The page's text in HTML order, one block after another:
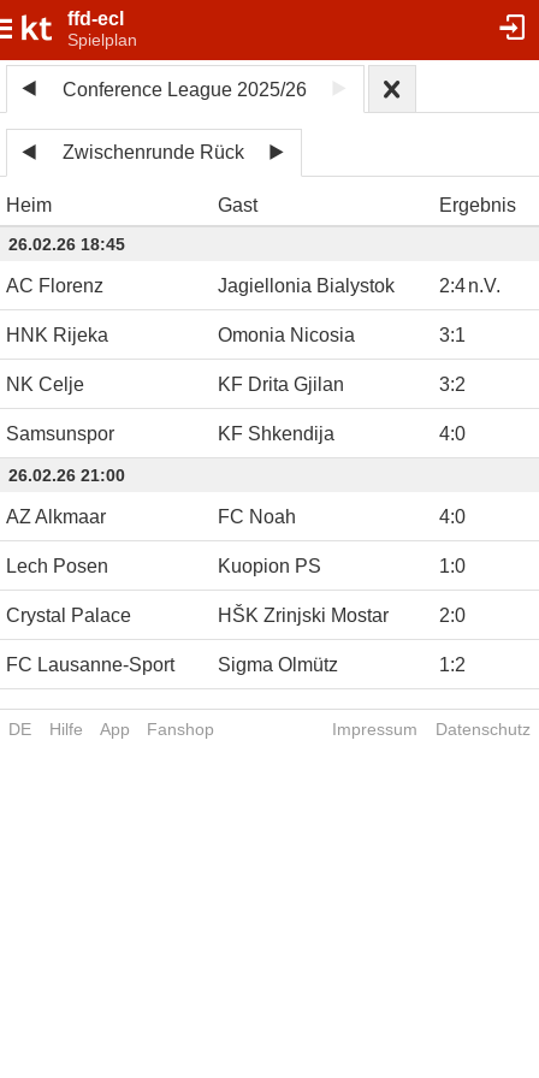
ffd-ecl
Spielplan
Conference League 2025/26
Zwischenrunde Rück
Heim Gast Ergebnis
26.02.26 18:45
AC Florenz Jagiellonia Bialystok 2:4n.V.
HNK Rijeka Omonia Nicosia 3:1
NK Celje KF Drita Gjilan 3:2
Samsunspor KF Shkendija 4:0
26.02.26 21:00
AZ Alkmaar FC Noah 4:0
Lech Posen Kuopion PS 1:0
Crystal Palace HŠK Zrinjski Mostar 2:0
FC Lausanne-Sport Sigma Olmütz 1:2
DE Hilfe App Fanshop Impressum Datenschutz